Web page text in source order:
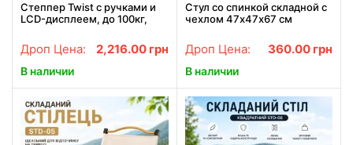
Степпер Twist с ручками и
LCD-дисплеем, до 100кг,
Кардиотренажер для
похудения
Дроп Цена: 2,216.00 грн
В наличии
Стул со спинкой складной с
чехлом 47х47х67 см
Дроп Цена: 360.00 грн
В наличии